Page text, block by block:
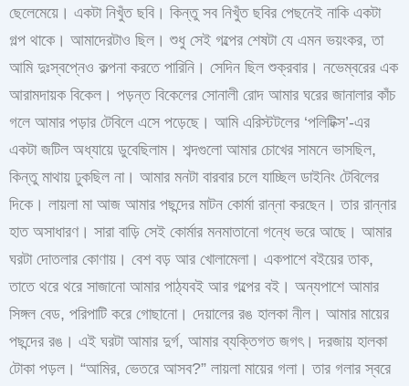
ছেলেমেয়ে। একটা নিখুঁত ছবি। কিন্তু সব নিখুঁত ছবির পেছনেই নাকি একটা
গল্প থাকে। আমাদেরটাও ছিল। শুধু সেই গল্পের শেষটা যে এমন ভয়ংকর, তা
আমি দুঃস্বপ্নেও কল্পনা করতে পারিনি। সেদিন ছিল শুক্রবার। নভেম্বরের এক
আরামদায়ক বিকেল। পড়ন্ত বিকেলের সোনালী রোদ আমার ঘরের জানালার কাঁচ
গলে আমার পড়ার টেবিলে এসে পড়েছে। আমি এরিস্টটলের ‘পলিটিক্স’-এর
একটা জটিল অধ্যায়ে ডুবেছিলাম। শব্দগুলো আমার চোখের সামনে ভাসছিল,
কিন্তু মাথায় ঢুকছিল না। আমার মনটা বারবার চলে যাচ্ছিল ডাইনিং টেবিলের
দিকে। লায়লা মা আজ আমার পছন্দের মাটন কোর্মা রান্না করছেন। তার রান্নার
হাত অসাধারণ। সারা বাড়ি সেই কোর্মার মনমাতানো গন্ধে ভরে আছে। আমার
ঘরটা দোতলার কোণায়। বেশ বড় আর খোলামেলা। একপাশে বইয়ের তাক,
তাতে থরে থরে সাজানো আমার পাঠ্যবই আর গল্পের বই। অন্যপাশে আমার
সিঙ্গল বেড, পরিপাটি করে গোছানো। দেয়ালের রঙ হালকা নীল। আমার মায়ের
পছন্দের রঙ। এই ঘরটা আমার দুর্গ, আমার ব্যক্তিগত জগৎ। দরজায় হালকা
টোকা পড়ল। “আমির, ভেতরে আসব?” লায়লা মায়ের গলা। তার গলার স্বরে